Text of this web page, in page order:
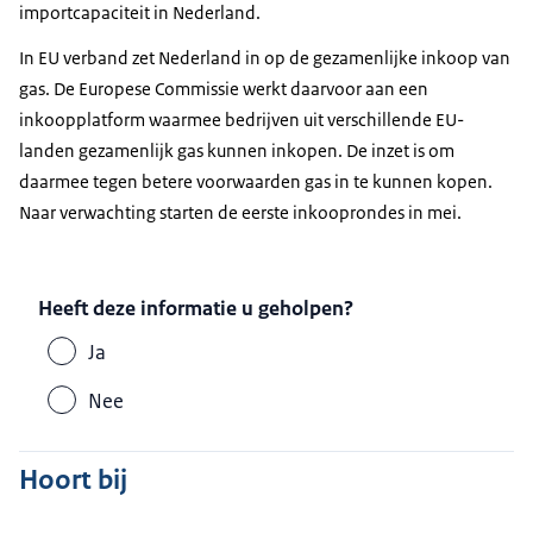
importcapaciteit in Nederland.
In EU verband zet Nederland in op de gezamenlijke inkoop van
gas. De Europese Commissie werkt daarvoor aan een
inkoopplatform waarmee bedrijven uit verschillende EU-
landen gezamenlijk gas kunnen inkopen. De inzet is om
daarmee tegen betere voorwaarden gas in te kunnen kopen.
Naar verwachting starten de eerste inkooprondes in mei.
Heeft deze informatie u geholpen?
Ja
Nee
Hoort bij